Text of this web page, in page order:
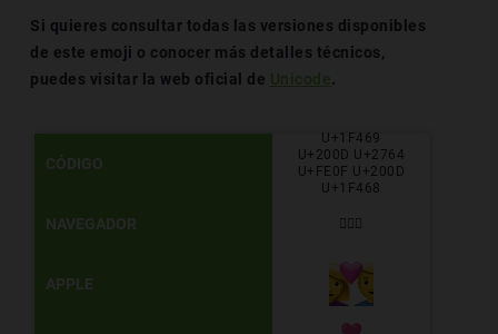
Si quieres consultar todas las versiones disponibles
de este emoji o conocer más detalles técnicos,
puedes visitar la web oficial de Unicode.
CÓDIGO
NAVEGADOR
APPLE
U+1F469
U+200D U+2764
U+FE0F U+200D
U+1F468
👩‍❤️‍👨